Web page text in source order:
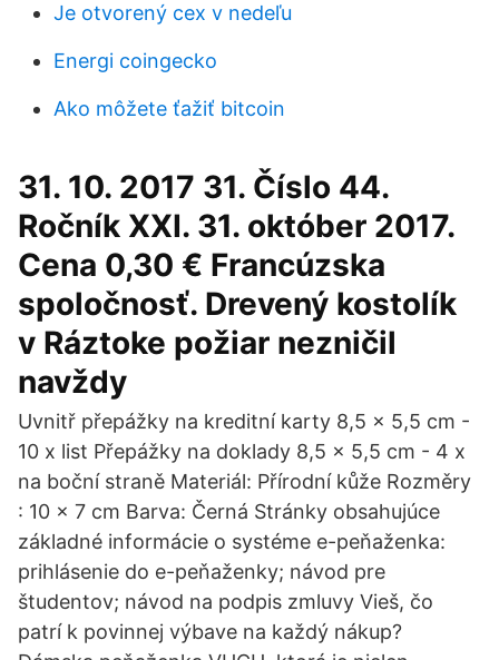
Je otvorený cex v nedeľu
Energi coingecko
Ako môžete ťažiť bitcoin
31. 10. 2017 31. Číslo 44.
Ročník XXI. 31. október 2017.
Cena 0,30 € Francúzska
spoločnosť. Drevený kostolík
v Ráztoke požiar nezničil
navždy
Uvnitř přepážky na kreditní karty 8,5 x 5,5 cm -
10 x list Přepážky na doklady 8,5 x 5,5 cm - 4 x
na boční straně Materiál: Přírodní kůže Rozměry
: 10 x 7 cm Barva: Černá Stránky obsahujúce
základné informácie o systéme e-peňaženka:
prihlásenie do e-peňaženky; návod pre
študentov; návod na podpis zmluvy Vieš, čo
patrí k povinnej výbave na každý nákup?